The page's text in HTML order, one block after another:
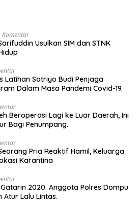
Komentar
Usulkan SIM dan STNK
Latihan Satriyo Budi Penjaga
Dalam Masa Pandemi Covid-19.
Beroperasi Lagi ke Luar Daerah, Ini
Bagi Penumpang.
Pria Reaktif Hamil, Keluarga
Karantina
2020. Anggota Polres Dompu
Atur Lalu Lintas.